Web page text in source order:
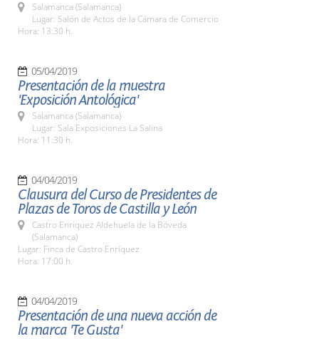
Salamanca (Salamanca)
Lugar: Salón de Actos de la Cámara de Comercio
Hora: 13:30 h.
05/04/2019
Presentación de la muestra
'Exposición Antológica'
Salamanca (Salamanca)
Lugar: Sala Exposiciones La Salina
Hora: 11:30 h.
04/04/2019
Clausura del Curso de Presidentes de
Plazas de Toros de Castilla y León
Castro Enriquez Aldehuela de la Bóveda
(Salamanca)
Lugar: Finca de Castro Enríquez
Hora: 17:00 h.
04/04/2019
Presentación de una nueva acción de
la marca 'Te Gusta'